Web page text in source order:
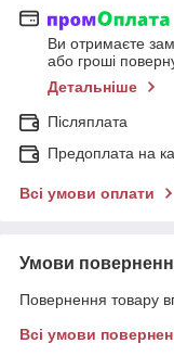
Ви отримаєте
або гроші
Детальніше
Післяплата
Предоплата на
Всі умови оплати
Умови
Повернення товару
Всі умови